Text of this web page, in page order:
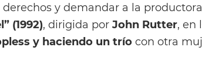
y demandar a la
(1992), dirigida por John Rutter, en
y haciendo un trío con otra